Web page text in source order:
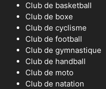
Club de basketball
Club de boxe
Club de cyclisme
Club de football
Club de gymnastique
Club de handball
Club de moto
Club de natation